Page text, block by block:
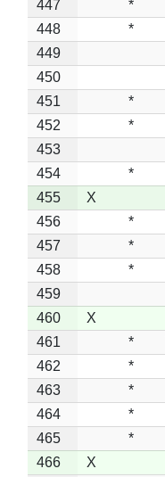
447
*
448
*
449
450
451
*
452
*
453
454
*
455
X
456
*
457
*
458
*
459
460
X
461
*
462
*
463
*
464
*
465
*
466
X